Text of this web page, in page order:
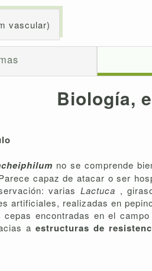
vascular)
Biología,
no se comprende
capaz de atacar o ser
varias Lactuca ,
artificiales, realizadas en
encontradas en el
a estructuras de